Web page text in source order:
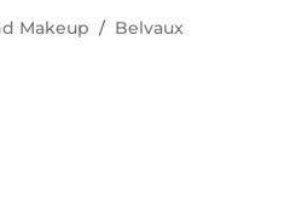
Makeup
Belvaux